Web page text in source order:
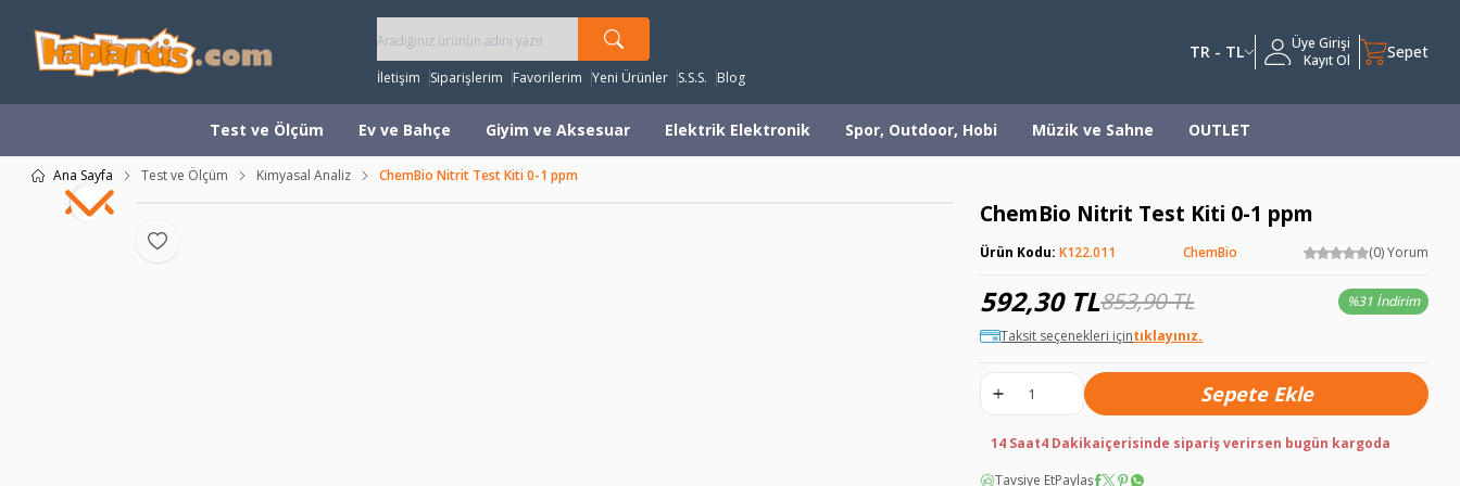
İletişim Siparişlerim Favorilerim Yeni Ürünler S.S.S. Blog
TR - TL
Üye Girişi
Kayıt Ol
Sepet
Test ve Ölçüm Ev ve Bahçe Giyim ve Aksesuar Elektrik Elektronik Spor, Outdoor, Hobi Müzik ve Sahne OUTLET
Ana Sayfa Test ve Ölçüm Kimyasal Analiz ChemBio Nitrit Test Kiti 0-1 ppm
Favoriye Ekle
ChemBio Nitrit Test Kiti 0-1 ppm
Ürün Kodu:K122.011 ChemBio (0) Yorum
853,90TL
592,30TL %31 İndirim
Taksit seçenekleri içintıklayınız.
Sepete Ekle
14 Saat4 Dakikaiçerisinde sipariş verirsen bugün kargoda
Tavsiye EtPaylaş